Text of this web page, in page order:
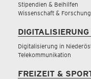
Stipendien & Beihilfen
Wissenschaft & Forschung
Digitalisierung in
Telekommunikation
FREIZEIT &